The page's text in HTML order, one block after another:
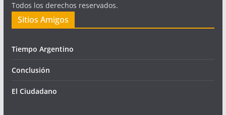
Todos los derechos reservados.
Sitios Amigos
Tiempo Argentino
Conclusión
El Ciudadano